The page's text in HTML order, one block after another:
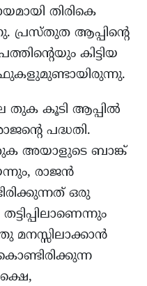
തിരികെ
പ്രസ്തുത ആപ്പിന്റെ
കിട്ടിയ
തുക കൂടി ആപ്പിൽ
പദ്ധതി.
അയാളുടെ ബാങ്ക്
രാജൻ
ഒരു